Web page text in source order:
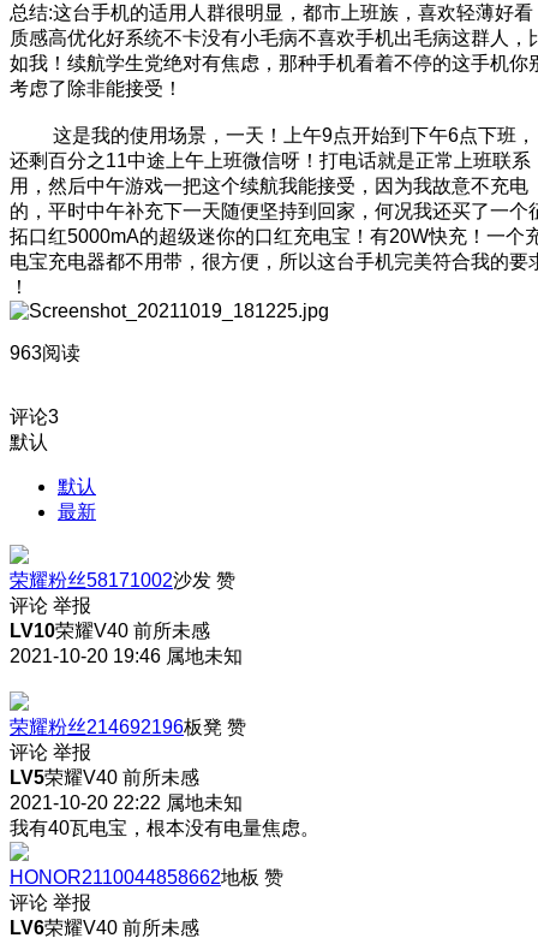
总结:这台手机的适用人群很明显，都市上班族，喜欢轻薄好看
质感高优化好系统不卡没有小毛病不喜欢手机出毛病这群人，
如我！续航学生党绝对有焦虑，那种手机看着不停的这手机你
考虑了除非能接受！
这是我的使用场景，一天！上午9点开始到下午6点下班，
还剩百分之11中途上午上班微信呀！打电话就是正常上班联系
用，然后中午游戏一把这个续航我能接受，因为我故意不充电
的，平时中午补充下一天随便坚持到回家，何况我还买了一个
拓口红5000mA的超级迷你的口红充电宝！有20W快充！一个
电宝充电器都不用带，很方便，所以这台手机完美符合我的要
！
963阅读
评论3
默认
默认
最新
荣耀粉丝58171002沙发 赞
评论 举报
LV10荣耀V40 前所未感
2021-10-20 19:46 属地未知
荣耀粉丝214692196板凳 赞
评论 举报
LV5荣耀V40 前所未感
2021-10-20 22:22 属地未知
我有40瓦电宝，根本没有电量焦虑。
HONOR2110044858662地板 赞
评论 举报
LV6荣耀V40 前所未感